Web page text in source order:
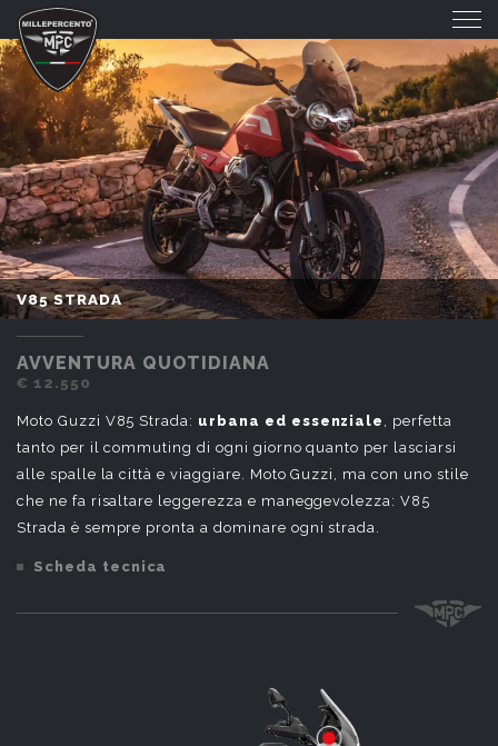
V85 STRADA
V85 STRADA
AVVENTURA QUOTIDIANA
€ 12.550
Moto Guzzi V85 Strada: urbana ed essenziale , perfetta
tanto per il commuting di ogni giorno quanto per lasciarsi
alle spalle la città e viaggiare. Moto Guzzi, ma con uno stile
che ne fa risaltare leggerezza e maneggevolezza: V85
Strada è sempre pronta a dominare ogni strada.
Scheda tecnica